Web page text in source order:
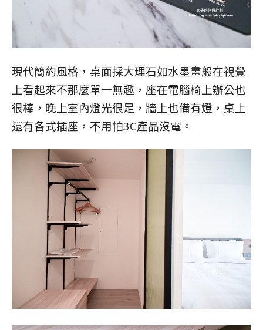
現代簡約風格，桌面採大理石如水墨畫般在視覺
上看起來不那麼單一無趣，座在電腦椅上辦公也
很棒，晚上室內燈光很足，牆上也備有燈，桌上
還有各式插座，不用怕3C產品沒電。